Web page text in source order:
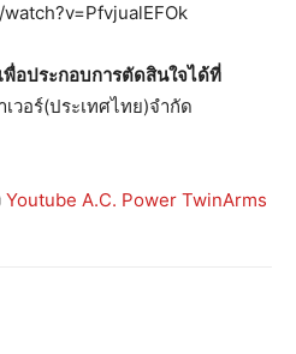
พื่อประกอบการตัดสินใจได้ที่
วอร์(ประเทศไทย)จำกัด
Youtube A.C. Power TwinArms